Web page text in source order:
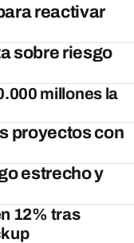
reactivar
sobre riesgo
millones la
proyectos con
estrecho y
12% tras